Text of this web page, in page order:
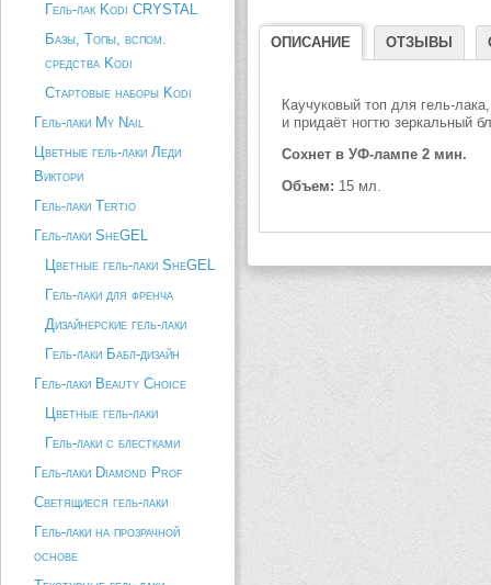
Гель-лак Kodi CRYSTAL
Базы, Топы, вспом.
средства Kodi
Стартовые наборы Kodi
Гель-лаки My Nail
Цветные гель-лаки Леди
Виктори
Гель-лаки Tertio
Гель-лаки SheGEL
Цветные гель-лаки SheGEL
Гель-лаки для френча
Дизайнерские гель-лаки
Гель-лаки Бабл-дизайн
Гель-лаки Beauty Choice
Цветные гель-лаки
Гель-лаки с блестками
Гель-лаки Diamond Prof
Светящиеся гель-лаки
Гель-лаки на прозрачной
основе
ОПИСАНИЕ ОТЗЫВЫ
Каучуковый топ для гель-
и придаёт ногтю зеркальный
Сохнет в УФ-лампе 2 мин.
Объем: 15 мл.